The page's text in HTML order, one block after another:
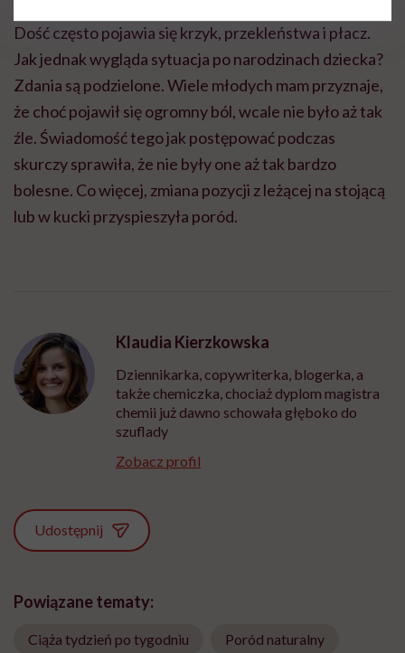
Dość często pojawia się krzyk, przekleństwa i płacz.
Jak jednak wygląda sytuacja po narodzinach dziecka?
Zdania są podzielone. Wiele młodych mam przyznaje,
że choć pojawił się ogromny ból, wcale nie było aż tak
źle. Świadomość tego jak postępować podczas
skurczy sprawiła, że nie były one aż tak bardzo
bolesne. Co więcej, zmiana pozycji z leżącej na stojącą
lub w kucki przyspieszyła poród.
Klaudia Kierzkowska
Dziennikarka, copywriterka, blogerka, a
także chemiczka, chociaż dyplom magistra
chemii już dawno schowała głęboko do
szuflady
Zobacz profil
Udostępnij
Powiązane tematy:
Ciąża tydzień po tygodniu Poród naturalny